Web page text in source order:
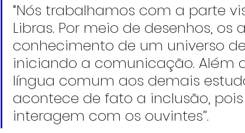
“Nós trabalhamos com a parte
Libras. Por meio de desenhos,
conhecimento de um universo
iniciando a comunicação. Além
língua comum aos demais
acontece de fato a inclusão,
interagem com os ouvintes”.